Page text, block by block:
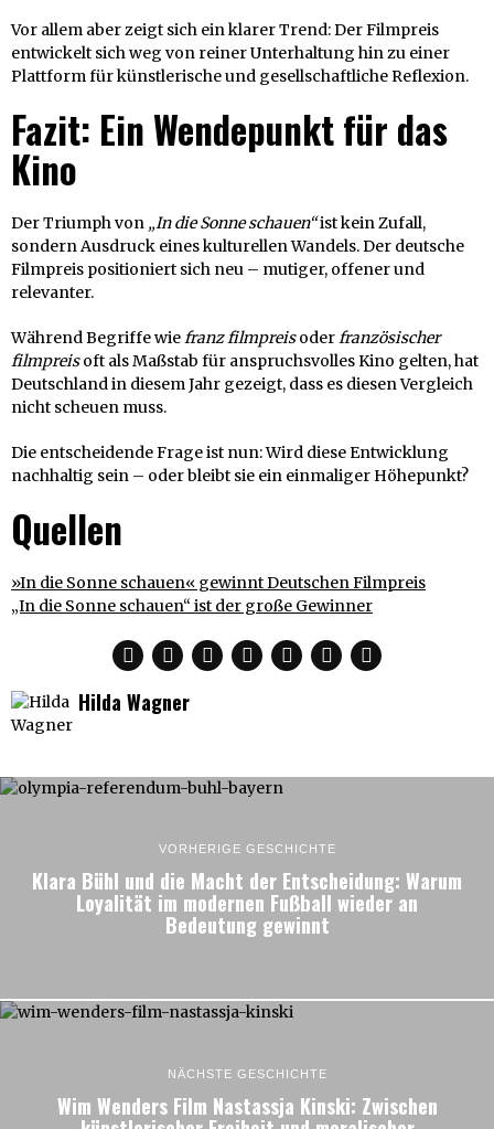
Vor allem aber zeigt sich ein klarer Trend: Der Filmpreis
entwickelt sich weg von reiner Unterhaltung hin zu einer
Plattform für künstlerische und gesellschaftliche Reflexion.
Fazit: Ein Wendepunkt für das
Kino
Der Triumph von „In die Sonne schauen“ist kein Zufall,
sondern Ausdruck eines kulturellen Wandels. Der deutsche
Filmpreis positioniert sich neu – mutiger, offener und
relevanter.
Während Begriffe wiefranz filmpreisoderfranzösischer
filmpreisoft als Maßstab für anspruchsvolles Kino gelten, hat
Deutschland in diesem Jahr gezeigt, dass es diesen Vergleich
nicht scheuen muss.
Die entscheidende Frage ist nun: Wird diese Entwicklung
nachhaltig sein – oder bleibt sie ein einmaliger Höhepunkt?
Quellen
»In die Sonne schauen« gewinnt Deutschen Filmpreis
„In die Sonne schauen“ ist der große Gewinner
Hilda Wagner
VORHERIGE GESCHICHTE
Klara Bühl und die Macht der Entscheidung: Warum
Loyalität im modernen Fußball wieder an
Bedeutung gewinnt
NÄCHSTE GESCHICHTE
Wim Wenders Film Nastassja Kinski: Zwischen